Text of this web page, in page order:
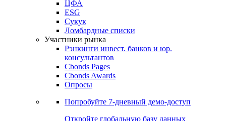
Специальные разделы
Кривые доходности
Best bid/ask
ЦФА
ESG
Сукук
Ломбардные списки
Участники рынка
Рэнкинги инвест. банков и юр.
Cbonds Pages
Опросы